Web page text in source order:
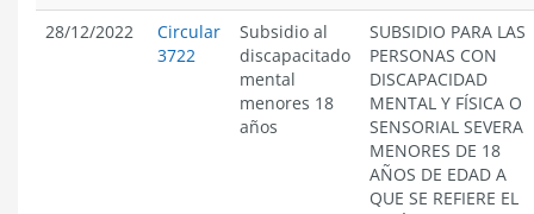
28/12/2022
Circular
3722
Subsidio al
discapacitado
mental
menores 18
años
SUBSIDIO PARA LAS
PERSONAS CON
DISCAPACIDAD
MENTAL Y FÍSICA O
SENSORIAL SEVERA
MENORES DE 18
AÑOS DE EDAD A
QUE SE REFIERE EL